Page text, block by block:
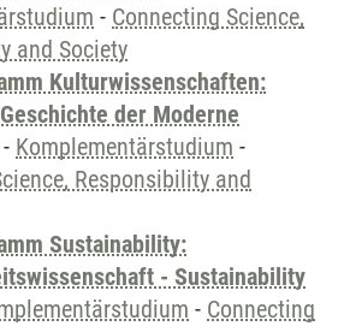
- Connecting Science,
and Society
Kulturwissenschaften:
der Moderne
- Komplementärstudium -
Responsibility and
Sustainability:
- Sustainability
- Connecting